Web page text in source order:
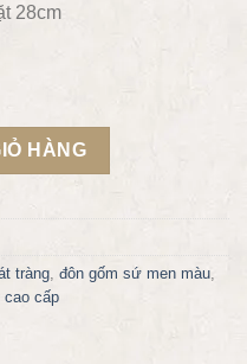
28cm
HÀNG
tràng, đôn gốm sứ men màu,
cấp